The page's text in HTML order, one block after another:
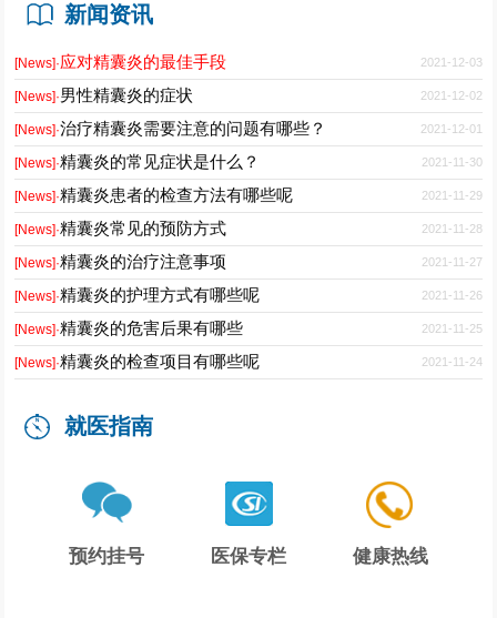
新闻资讯
[News]·应对精囊炎的最佳手段 2021-12-03
[News]·男性精囊炎的症状 2021-12-02
[News]·治疗精囊炎需要注意的问题有哪些？ 2021-12-01
[News]·精囊炎的常见症状是什么？ 2021-11-30
[News]·精囊炎患者的检查方法有哪些呢 2021-11-29
[News]·精囊炎常见的预防方式 2021-11-28
[News]·精囊炎的治疗注意事项 2021-11-27
[News]·精囊炎的护理方式有哪些呢 2021-11-26
[News]·精囊炎的危害后果有哪些 2021-11-25
[News]·精囊炎的检查项目有哪些呢 2021-11-24
就医指南
预约挂号 医保专栏 健康热线